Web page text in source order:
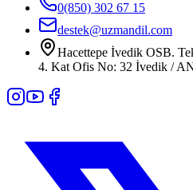
0(850) 302 67 15
destek@uzmandil.com
Hacettepe İvedik OSB.
4. Kat Ofis No: 32 İvedik /